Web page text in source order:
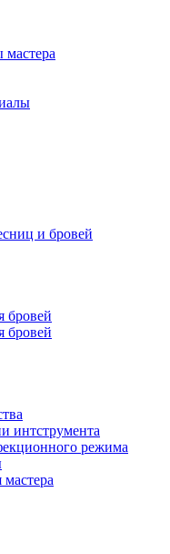
и бровей
бровей
бровей
интструмента
режима